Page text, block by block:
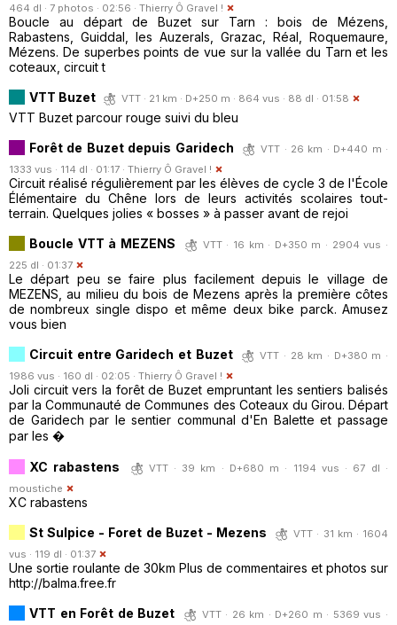
464 dl · 7 photos · 02:56 · Thierry Ô Gravel !
Boucle au départ de Buzet sur Tarn : bois de Mézens,
Rabastens, Guiddal, les Auzerals, Grazac, Réal, Roquemaure,
Mézens. De superbes points de vue sur la vallée du Tarn et les
coteaux, circuit t
VTT Buzet
VTT · 21 km · D+250 m · 864 vus · 88 dl · 01:58
VTT Buzet parcour rouge suivi du bleu
Forêt de Buzet depuis Garidech
VTT · 26 km · D+440 m ·
1333 vus · 114 dl · 01:17 · Thierry Ô Gravel !
Circuit réalisé régulièrement par les élèves de cycle 3 de l'École
Élémentaire du Chêne lors de leurs activités scolaires tout-
terrain. Quelques jolies « bosses » à passer avant de rejoi
Boucle VTT à MEZENS
VTT · 16 km · D+350 m · 2904 vus ·
225 dl · 01:37
Le départ peu se faire plus facilement depuis le village de
MEZENS, au milieu du bois de Mezens après la première côtes
de nombreux single dispo et même deux bike parck. Amusez
vous bien
Circuit entre Garidech et Buzet
VTT · 28 km · D+380 m ·
1986 vus · 160 dl · 02:05 · Thierry Ô Gravel !
Joli circuit vers la forêt de Buzet empruntant les sentiers balisés
par la Communauté de Communes des Coteaux du Girou. Départ
de Garidech par le sentier communal d'En Balette et passage
par les �
XC rabastens
VTT · 39 km · D+680 m · 1194 vus · 67 dl ·
moustiche
XC rabastens
St Sulpice - Foret de Buzet - Mezens
VTT · 31 km · 1604
vus · 119 dl · 01:37
Une sortie roulante de 30km Plus de commentaires et photos sur
http://balma.free.fr
VTT en Forêt de Buzet
VTT · 26 km · D+260 m · 5369 vus ·